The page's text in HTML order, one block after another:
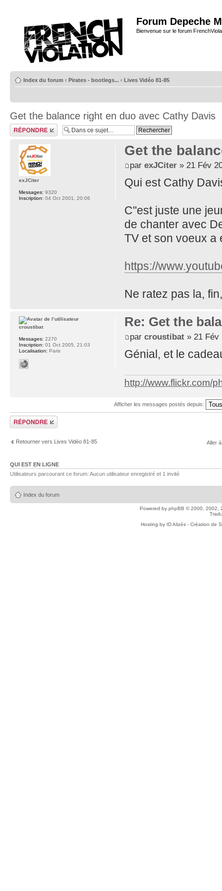
Forum Depeche
Bienvenue sur le forum
Index du forum ‹ Pirates - bootlegs... ‹ Lives Vidéo 81-85
Get the balance right en duo avec Cathy Davis
Répondre
Get the
par exJCiter» 21 Fév
Qui est Cathy
C''est juste une
de chanter avec
TV et son voeux a
https://
Ne ratez pas la,
exJCiter
Messages: 9320
Inscription: 04 Oct 2001, 20:06
Re: Get the
par croustibat» 21 Fév
Génial, et le
http://www.flickr.com/
croustibat
Messages: 2270
Inscription: 01 Oct 2005, 21:03
Localisation: Paris
Afficher les messages postés depuis:
Répondre
Retourner vers Lives Vidéo 81-85 Aller
QUI EST EN LIGNE
Utilisateurs parcourant ce forum: Aucun utilisateur enregistré et 1 invité
Index du forum
Powered by phpBB © 2000, 2002,
Hosting by ID Alizés - Création de